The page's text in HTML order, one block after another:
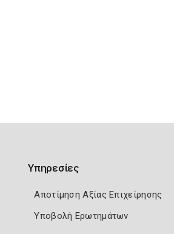
Υπηρεσίες
Αποτίμηση Αξίας Επιχείρησης
Υποβολή Ερωτημάτων